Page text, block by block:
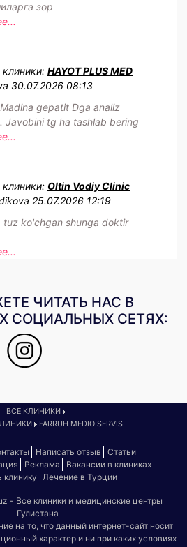
зор
HAYOT PLUS MED
30.07.2026 08:13
gepatit Dga analiz
Javobini tg ha tashlab bering
Oltin Vodiy Clinic
25.07.2026 12:19
tuz ko'chgan shunga doktir
ЧИТАТЬ НАС В
СОЦИАЛЬНЫХ СЕТЯХ:
ВСЕ КЛИНИКИ
FARRUH MEDIO SERVIS
Написать отзыв
Статьи
Реклама
Вакансии в клиниках
клинику Лечение в Турции
- Все клиники и медицинские центры
Гулистана
на то, что данный интернет-сайт носит
характер и ни при каких условиях